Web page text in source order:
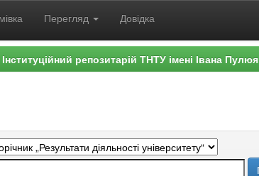
Перегляд Довідка
репозитарій ТНТУ імені Івана Пулюя